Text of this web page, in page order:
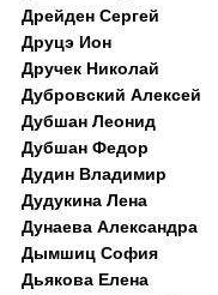
Дрейден Сергей
Друцэ Ион
Дручек Николай
Дубровский Алексей
Дубшан Леонид
Дубшан Федор
Дудин Владимир
Дудукина Лена
Дунаева Александра
Дымшиц София
Дьякова Елена